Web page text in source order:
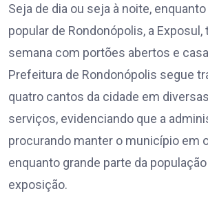
Seja de dia ou seja à noite,
popular de Rondonópolis, a
semana com portões abertos e
Prefeitura de Rondonópolis segue
quatro cantos da cidade em
serviços, evidenciando que a
procurando manter o município em
enquanto grande parte da
exposição.